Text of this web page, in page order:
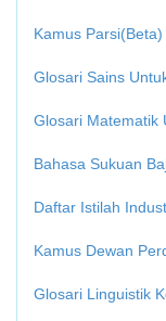
Kamus Parsi(Beta)
Glosari Sains
Glosari Matematik
Bahasa Sukuan
Daftar Istilah
Kamus Dewan
Glosari Linguistik